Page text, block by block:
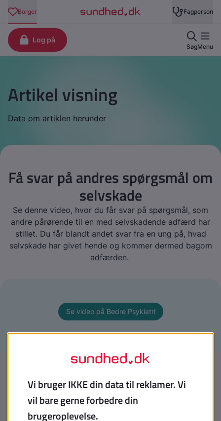
Artikel visning
Data om artiklen herunder
Få svar på andres spørgsmål om
selvskade
Se denne video, hvor du får svar på spørgsmål, som
andre pårørende til en med selvskadende adfærd har
stillet. Du får blandt andet svar fra en ung på, hvad
selvskade har givet hende og kommer dermed bagom
adfærden.
Se video på Bedre Psykiatri